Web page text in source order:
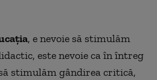
, e nevoie să stimulăm
este nevoie ca în întreg
stimulăm gândirea critică,